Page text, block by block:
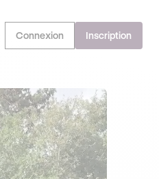
OFFRE EXCLUSIVE
Connexion Inscription